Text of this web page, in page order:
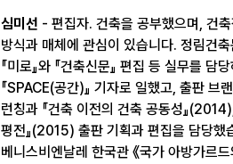
심미선 - 편집자. 건축을 공부했으며, 건
방식과 매체에 관심이 있습니다. 정림건
『미로』와 『건축신문』 편집 등 실무를 담
『SPACE(공간)』 기자로 일했고, 출판 브
런칭과 『건축 이전의 건축 공동성』
평전』(2015) 출판 기획과 편집을 담당
베니스비엔날레 한국관 《국가 아방가르드